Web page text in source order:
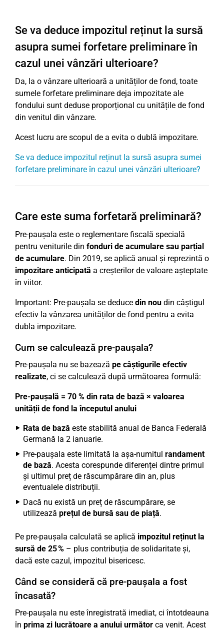
Se va deduce impozitul reținut la sursă
asupra sumei forfetare preliminare în
cazul unei vânzări ulterioare?
Da, la o vânzare ulterioară a unităților de fond, toate
sumele forfetare preliminare deja impozitate ale
fondului sunt deduse proporțional cu unitățile de fond
din venitul din vânzare.
Acest lucru are scopul de a evita o dublă impozitare.
Se va deduce impozitul reținut la sursă asupra sumei
forfetare preliminare în cazul unei vânzări ulterioare?
Care este suma forfetară preliminară?
Pre-paușala este o reglementare fiscală specială
pentru veniturile din fonduri de acumulare sau parțial
de acumulare. Din 2019, se aplică anual și reprezintă o
impozitare anticipată a creșterilor de valoare așteptate
în viitor.
Important: Pre-paușala se deduce din nou din câștigul
efectiv la vânzarea unităților de fond pentru a evita
dubla impozitare.
Cum se calculează pre-paușala?
Pre-paușala nu se bazează pe câștigurile efectiv
realizate, ci se calculează după următoarea formulă:
Pre-paușală = 70 % din rata de bază × valoarea
unității de fond la începutul anului
Rata de bază este stabilită anual de Banca Federală
Germană la 2 ianuarie.
Pre-paușala este limitată la așa-numitul randament
de bază. Acesta corespunde diferenței dintre primul
și ultimul preț de răscumpărare din an, plus
eventualele distribuții.
Dacă nu există un preț de răscumpărare, se
utilizează prețul de bursă sau de piață.
Pe pre-paușala calculată se aplică impozitul reținut la
sursă de 25 % – plus contribuția de solidaritate și,
dacă este cazul, impozitul bisericesc.
Când se consideră că pre-paușala a fost
încasată?
Pre-paușala nu este înregistrată imediat, ci întotdeauna
în prima zi lucrătoare a anului următor ca venit. Acest